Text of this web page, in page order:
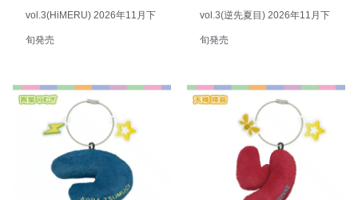
vol.3(HiMERU) 2026年11月下
旬発売
vol.3(逆先夏目) 2026年11月下
旬発売